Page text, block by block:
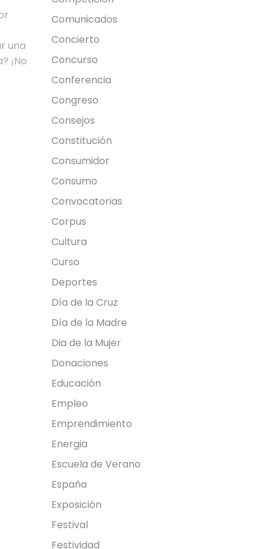
una
¡No
Comunicados
Concierto
Concurso
Conferencia
Congreso
Consejos
Constitución
Consumidor
Consumo
Convocatorias
Corpus
Cultura
Curso
Deportes
Día de la Cruz
Día de la Madre
Dia de la Mujer
Donaciones
Educación
Empleo
Emprendimiento
Energia
Escuela de Verano
España
Exposición
Festival
Festividad